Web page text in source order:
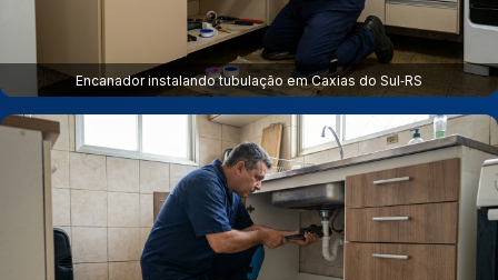
Encanador instalando tubulação em Caxias do Sul‑RS